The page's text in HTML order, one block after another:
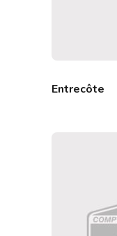
Entrecôte